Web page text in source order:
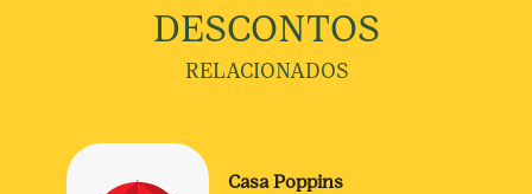
DESCONTOS
RELACIONADOS
Casa Poppins